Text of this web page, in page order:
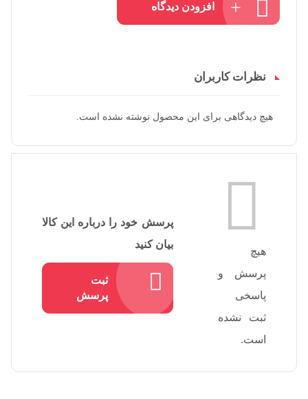
افزودن دیدگاه
نظرات کاربران
هیچ دیدگاهی برای این محصول نوشته نشده است.
هیچ
پرسش و
پاسخی
ثبت نشده
است.
پرسش خود را درباره این کالا
بیان کنید
ثبت
پرسش